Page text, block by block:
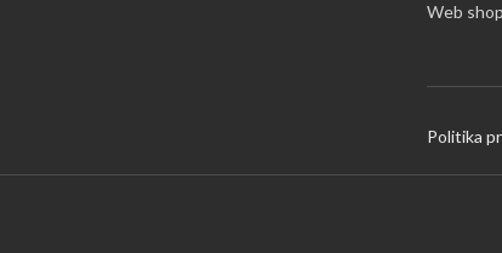
Web
Politika